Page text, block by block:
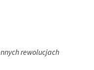
rewolucjach